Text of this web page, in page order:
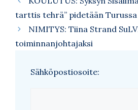
tarttis tehrä” pidetään Turussa
NIMITYS: Tiina Strand
toiminnanjohtajaksi
Sähköpostiosoite: